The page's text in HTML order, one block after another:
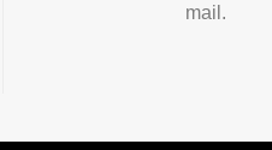
mail.